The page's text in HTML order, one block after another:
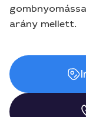
arány mellett.